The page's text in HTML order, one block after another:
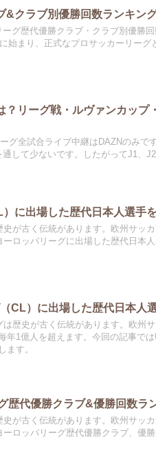
&クラブ別優勝回数ランキン
グ歴代優勝クラブ・クラブ別優勝
始まり、正式なプロサッカーリーグ
？リーグ戦・ルヴァンカップ
グ全試合ライブ中継はDAZNのみで
して少ないです。したがってJ1、
に出場した歴代日本人選手
が古く伝統があります。欧州サッ
ロッパリーグに出場した歴代日本人
CL）に出場した歴代日本人
歴史が古く伝統があります。欧州
年1億人を超えます。今回の記事で
ます。
歴代優勝クラブ&優勝回数ラ
が古く伝統があります。欧州サッ
ロッパリーグ歴代優勝クラブ、優勝